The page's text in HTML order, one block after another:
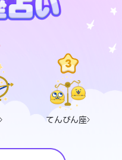
てんびん座